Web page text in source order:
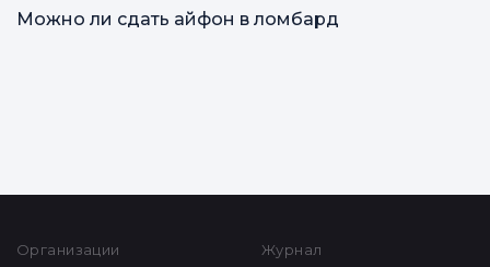
Можно ли сдать айфон в ломбард
Организации
Журнал